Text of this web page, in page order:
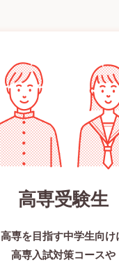
高専受験生
高専を目指す中学生向け
高専入試対策コースや